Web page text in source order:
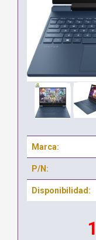
Marca:
P/N:
Disponibilidad: